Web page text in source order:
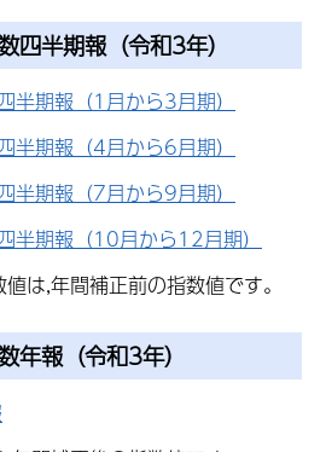
四半期報 （令和3年）
半期報（1月から3月期）
半期報（4月から6月期）
半期報（7月から9月期）
半期報（10月から12月期）
は,年間補正前の指数値です。
年報（令和3年）